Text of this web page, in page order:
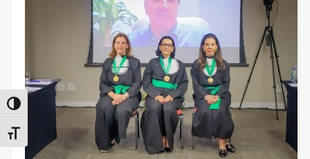
Alternar alto contraste
Alternar tamanho da fonte